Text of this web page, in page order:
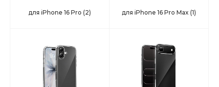
для iPhone 16 Pro (2) для iPhone 16 Pro Max (1)